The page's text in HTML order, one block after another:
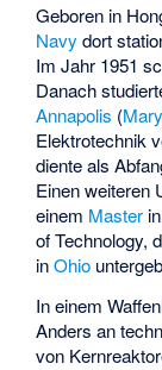
Geboren in
Navy dort
Im Jahr 1951
Danach
Annapolis (
Elektrotechnik
diente als
Einen weiteren
einem Master
of Technology,
inOhio
In einem
Anders an
von